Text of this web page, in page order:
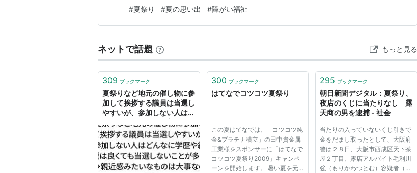
ヨー釣りに金魚すくい🐠 うまくいくまで何度でもトライ！！ゲットでけたーｖ(*^-^*)
ｖ こちらはストラックアウト(#^.^…
#夏祭り #夏の思い出 #障がい福祉
ネットで話題 もっと見る
309 ブックマーク
夏祭りなど地元の催し物に参
加して挨拶する議員は当選し
やすいが、参加しない人はど
当選しないことが多い→親近
感みたいなものは大事なの
か？
300 ブックマーク
はてなでコツコツ夏祭り
この夏はてなでは、「コツコツ純
金&プラチナ積立」の田中貴金属
工業様をスポンサーに「はてなで
コツコツ夏祭り2009」キャンペ
ーンを開始します。 暑い夏を元
295 ブックマーク
朝日新聞デジタル：夏祭り、
夜店のくじに当たりなし 露
天商の男を逮捕 - 社会
当たりの入っていないくじ引きで
金をだまし取ったとして、大阪府
警は２８日、大阪市西成区天下茶
屋２丁目、露店アルバイト毛利川
強（もりかわつとむ）容疑者（４